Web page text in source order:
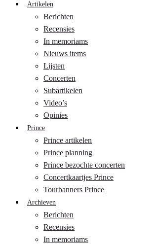
Artikelen
Berichten
Recensies
In memoriams
Nieuws items
Lijsten
Concerten
Subartikelen
Video’s
Opinies
Prince
Prince artikelen
Prince planning
Prince bezochte concerten
Concertkaartjes Prince
Tourbanners Prince
Archieven
Berichten
Recensies
In memoriams